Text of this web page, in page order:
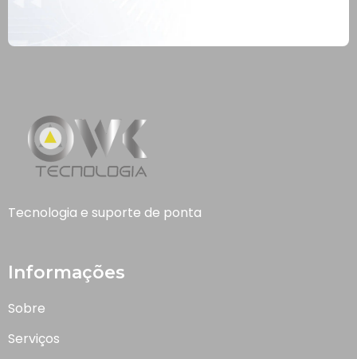
Tecnologia e suporte de ponta
Informações
Sobre
Serviços